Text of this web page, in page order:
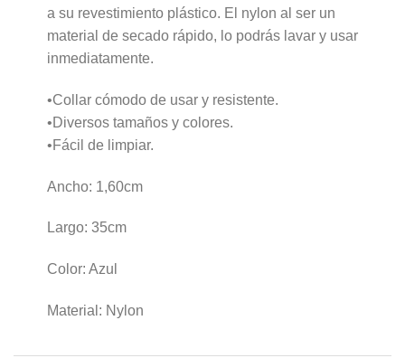
a su revestimiento plástico. El nylon al ser un
material de secado rápido, lo podrás lavar y usar
inmediatamente.
•Collar cómodo de usar y resistente.
•Diversos tamaños y colores.
•Fácil de limpiar.
Ancho: 1,60cm
Largo: 35cm
Color: Azul
Material: Nylon